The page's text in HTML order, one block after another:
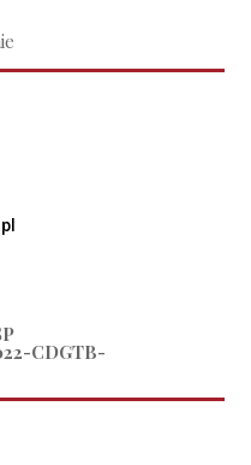
CDGTB-